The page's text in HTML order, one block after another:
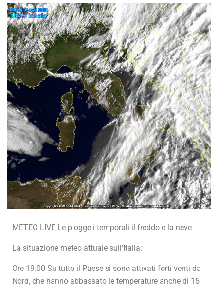
METEO LIVE Le piogge i temporali il freddo e la neve
La situazione meteo attuale sull’Italia:
Ore 19.00 Su tutto il Paese si sono attivati forti venti da
Nord, che hanno abbassato le temperature anche di 15